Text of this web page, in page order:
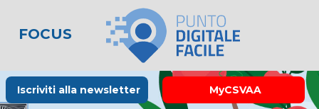
FOCUS
Rubrica La Stampa
Links utili
Iscriviti alla newsletter MyCSVAA